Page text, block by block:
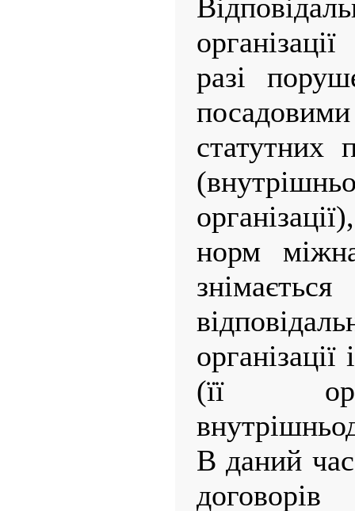
разі
статутних
норм
(її
В даний